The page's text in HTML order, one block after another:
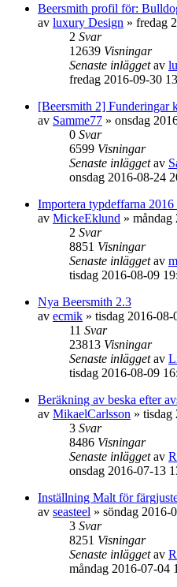
Beersmith profil för:
av luxury Design » fredag
2 Svar
12639 Visningar
Senaste inläggetav
fredag 2016-09-30
[Beersmith 2] Funderingar
av Samme77 » onsdag
0 Svar
6599 Visningar
Senaste inläggetav
onsdag 2016-08-24
Importera typdeffarna 2016
av MickeEklund » måndag
2 Svar
8851 Visningar
Senaste inläggetav
tisdag 2016-08-09
Nya Beersmith 2.3
av ecmik » tisdag 2016-08-
11 Svar
23813 Visningar
Senaste inläggetav
tisdag 2016-08-09
Beräkning av beska efter
av MikaelCarlsson » tisdag
3 Svar
8486 Visningar
Senaste inläggetav
onsdag 2016-07-13
Inställning Malt för
av seasteel » söndag 2016-
3 Svar
8251 Visningar
Senaste inläggetav
måndag 2016-07-04